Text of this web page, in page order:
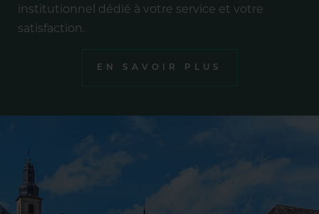
institutionnel dédié à votre service et votre
satisfaction.
EN SAVOIR PLUS